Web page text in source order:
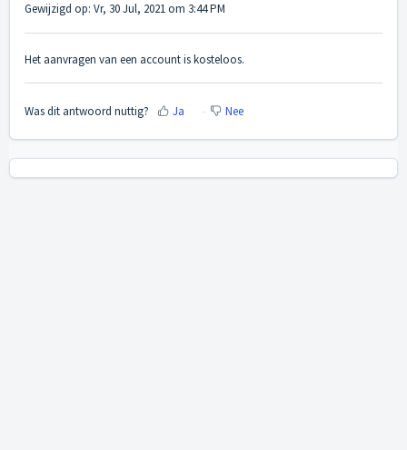
Gewijzigd op: Vr, 30 Jul, 2021 om 3:44 PM
Het aanvragen van een account is kosteloos.
Was dit antwoord nuttig? Ja Nee